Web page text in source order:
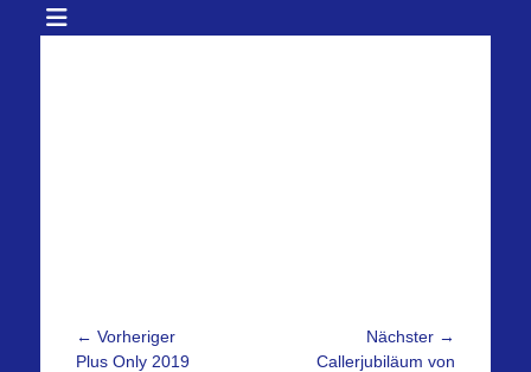
Beitragsnavigation
← Vorheriger
Vorheriger
Plus Only 2019
Nächster →
NächsterCallerjubiläum von